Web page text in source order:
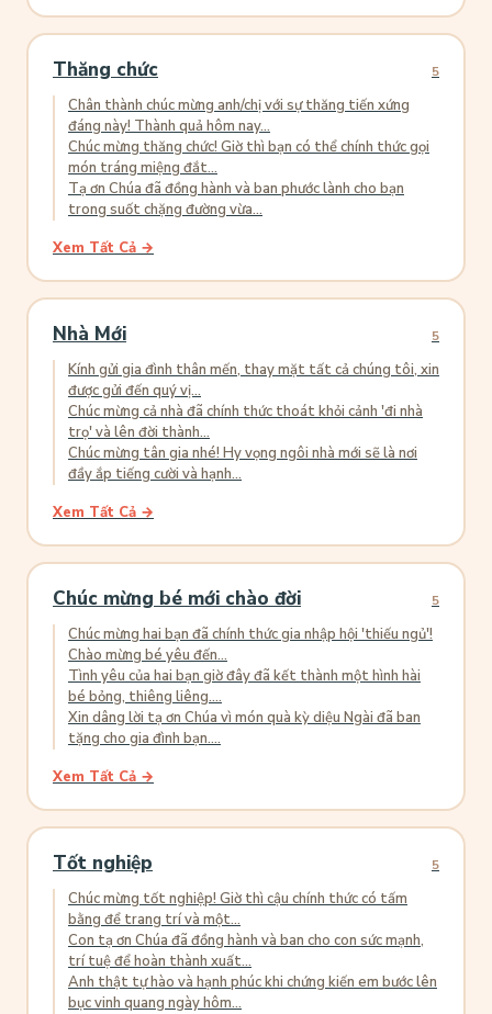
Thăng chức 5
Chân thành chúc mừng anh/chị với sự thăng tiến xứng
đáng này! Thành quả hôm nay...
Chúc mừng thăng chức! Giờ thì bạn có thể chính thức gọi
món tráng miệng đắt...
Tạ ơn Chúa đã đồng hành và ban phước lành cho bạn
trong suốt chặng đường vừa...
Xem Tất Cả →
Nhà Mới 5
Kính gửi gia đình thân mến, thay mặt tất cả chúng tôi, xin
được gửi đến quý vị...
Chúc mừng cả nhà đã chính thức thoát khỏi cảnh 'đi nhà
trọ' và lên đời thành...
Chúc mừng tân gia nhé! Hy vọng ngôi nhà mới sẽ là nơi
đầy ắp tiếng cười và hạnh...
Xem Tất Cả →
Chúc mừng bé mới chào đời 5
Chúc mừng hai bạn đã chính thức gia nhập hội 'thiếu ngủ'!
Chào mừng bé yêu đến...
Tình yêu của hai bạn giờ đây đã kết thành một hình hài
bé bỏng, thiêng liêng....
Xin dâng lời tạ ơn Chúa vì món quà kỳ diệu Ngài đã ban
tặng cho gia đình bạn....
Xem Tất Cả →
Tốt nghiệp 5
Chúc mừng tốt nghiệp! Giờ thì cậu chính thức có tấm
bằng để trang trí và một...
Con tạ ơn Chúa đã đồng hành và ban cho con sức mạnh,
trí tuệ để hoàn thành xuất...
Anh thật tự hào và hạnh phúc khi chứng kiến em bước lên
bục vinh quang ngày hôm...